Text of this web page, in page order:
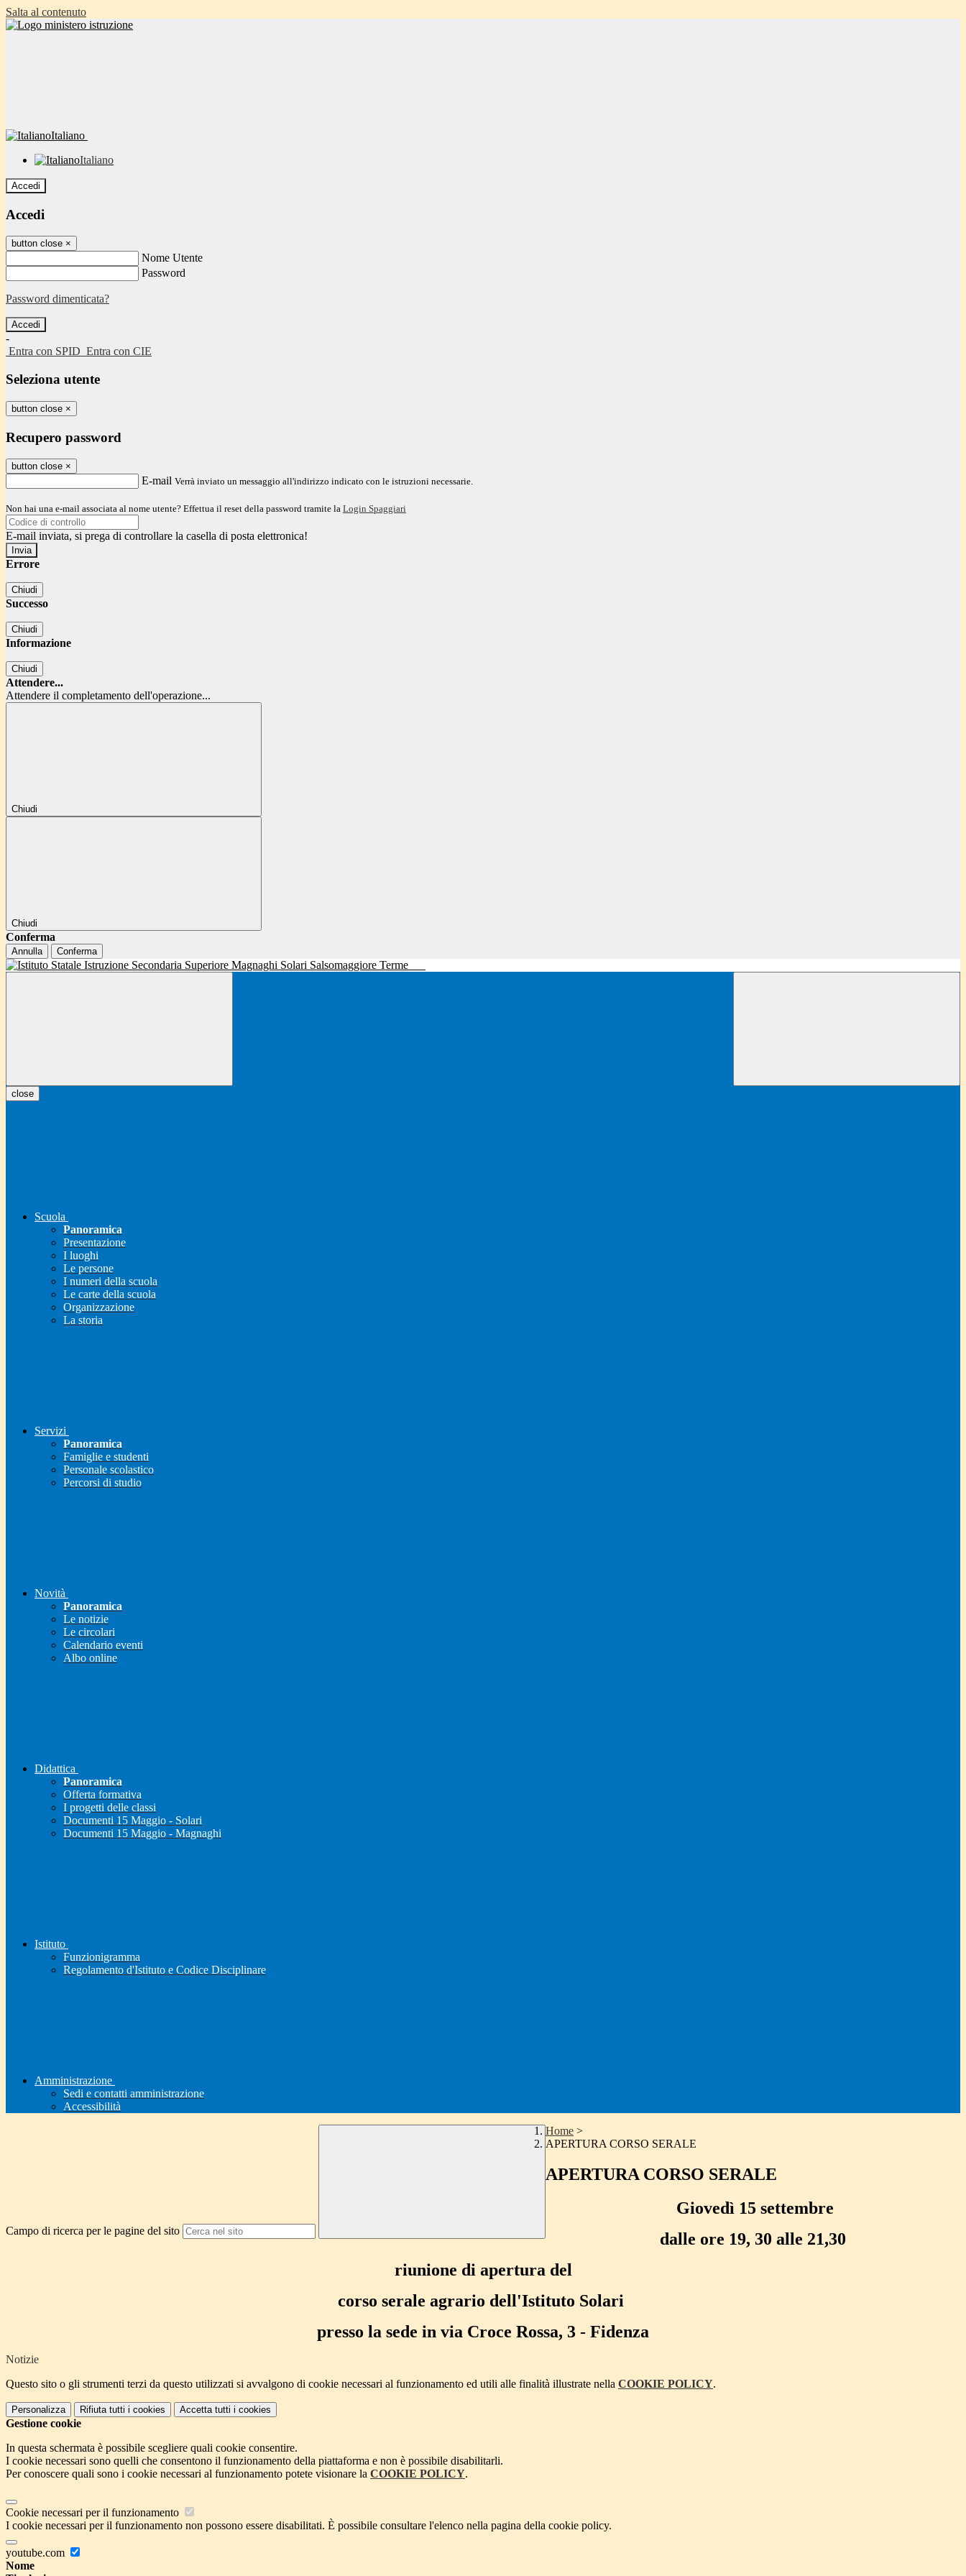
Salta al contenuto
Italiano
Italiano
Accedi
Accedi
button close ×
Nome Utente
Password
Password dimenticata?
-
Entra con SPID Entra con CIE
Seleziona utente
button close ×
Recupero password
button close ×
E-mail Verrà inviato un messaggio all'indirizzo indicato con le istruzioni necessarie.
Non hai una e-mail associata al nome utente? Effettua il reset della password tramite la Login Spaggiari
E-mail inviata, si prega di controllare la casella di posta elettronica!
Errore
Chiudi
Successo
Chiudi
Informazione
Chiudi
Attendere...
Attendere il completamento dell'operazione...
Chiudi
Chiudi
Conferma
Annulla Conferma
close
Scuola
Panoramica
Presentazione
I luoghi
Le persone
I numeri della scuola
Le carte della scuola
Organizzazione
La storia
Servizi
Panoramica
Famiglie e studenti
Personale scolastico
Percorsi di studio
Novità
Panoramica
Le notizie
Le circolari
Calendario eventi
Albo online
Didattica
Panoramica
Offerta formativa
I progetti delle classi
Documenti 15 Maggio - Solari
Documenti 15 Maggio - Magnaghi
Istituto
Funzionigramma
Regolamento d'Istituto e Codice Disciplinare
Amministrazione
Sedi e contatti amministrazione
Accessibilità
Campo di ricerca per le pagine del sito
Home >
APERTURA CORSO SERALE
APERTURA CORSO SERALE
Giovedì 15 settembre
dalle ore 19, 30 alle 21,30
riunione di apertura del
corso serale agrario dell'Istituto Solari
presso la sede in via Croce Rossa, 3 - Fidenza
Notizie
Questo sito o gli strumenti terzi da questo utilizzati si avvalgono di cookie necessari al funzionamento ed utili alle finalità illustrate nella COOKIE POLICY.
Personalizza Rifiuta tutti i cookies Accetta tutti i cookies
Gestione cookie
In questa schermata è possibile scegliere quali cookie consentire.
I cookie necessari sono quelli che consentono il funzionamento della piattaforma e non è possibile disabilitarli.
Per conoscere quali sono i cookie necessari al funzionamento potete visionare la COOKIE POLICY.
Cookie necessari per il funzionamento
I cookie necessari per il funzionamento non possono essere disabilitati. È possibile consultare l'elenco nella pagina della cookie policy.
youtube.com
Nome